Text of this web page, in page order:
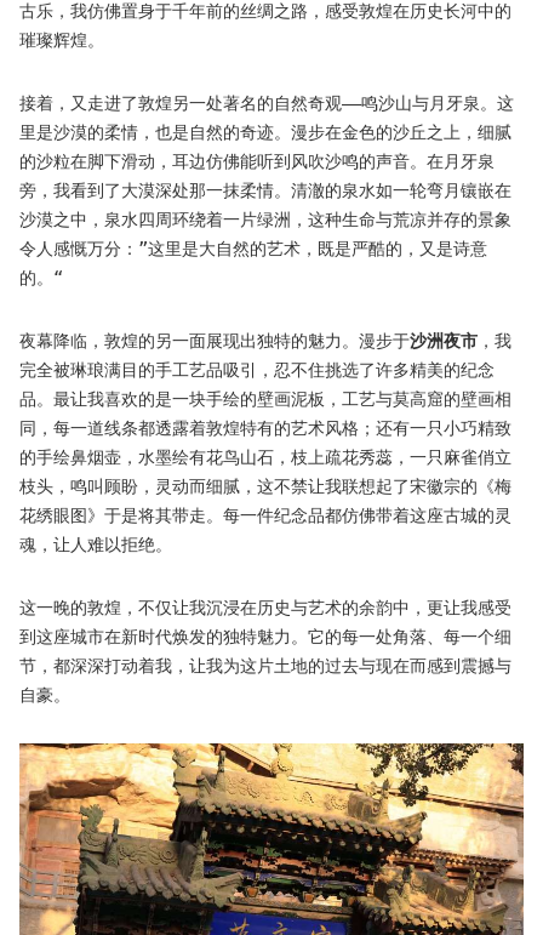
古乐，我仿佛置身于千年前的丝绸之路，感受敦煌在历史长河中的
璀璨辉煌。
接着，又走进了敦煌另一处著名的自然奇观——鸣沙山与月牙泉。这
里是沙漠的柔情，也是自然的奇迹。漫步在金色的沙丘之上，细腻
的沙粒在脚下滑动，耳边仿佛能听到风吹沙鸣的声音。在月牙泉
旁，我看到了大漠深处那一抹柔情。清澈的泉水如一轮弯月镶嵌在
沙漠之中，泉水四周环绕着一片绿洲，这种生命与荒凉并存的景象
令人感慨万分：”这里是大自然的艺术，既是严酷的，又是诗意
的。“
夜幕降临，敦煌的另一面展现出独特的魅力。漫步于沙洲夜市 ，我
完全被琳琅满目的手工艺品吸引，忍不住挑选了许多精美的纪念
品。最让我喜欢的是一块手绘的壁画泥板，工艺与莫高窟的壁画相
同，每一道线条都透露着敦煌特有的艺术风格；还有一只小巧精致
的手绘鼻烟壶，水墨绘有花鸟山石，枝上疏花秀蕊，一只麻雀俏立
枝头，鸣叫顾盼，灵动而细腻，这不禁让我联想起了宋徽宗的《梅
花绣眼图》于是将其带走。每一件纪念品都仿佛带着这座古城的灵
魂，让人难以拒绝。
这一晚的敦煌，不仅让我沉浸在历史与艺术的余韵中，更让我感受
到这座城市在新时代焕发的独特魅力。它的每一处角落、每一个细
节，都深深打动着我，让我为这片土地的过去与现在而感到震撼与
自豪。